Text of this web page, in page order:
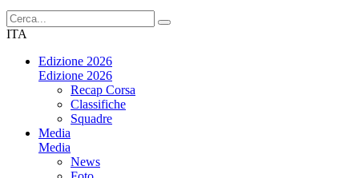
ITA
Edizione 2026
Edizione 2026
Recap Corsa
Classifiche
Squadre
Media
Media
News